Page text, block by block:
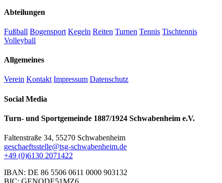
Abteilungen
Fußball Bogensport Kegeln Reiten Turnen Tennis Tischtennis
Volleyball
Allgemeines
Verein Kontakt Impressum Datenschutz
Social Media
Turn- und Sportgemeinde 1887/1924 Schwabenheim e.V.
Faltenstraße 34, 55270 Schwabenheim
geschaeftsstelle@tsg-schwabenheim.de
+49 (0)6130 2071422
IBAN: DE 86 5506 0611 0000 903132